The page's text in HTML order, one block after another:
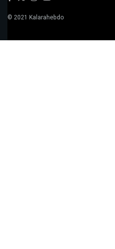
© 2021 Kalarahebdo